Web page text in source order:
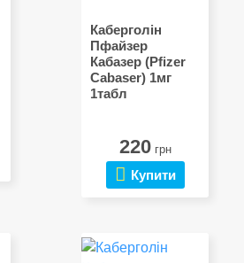
Каберголін
Пфайзер
Кабазер (Pfizer
Cabaser) 1мг
1табл
220грн
Купити